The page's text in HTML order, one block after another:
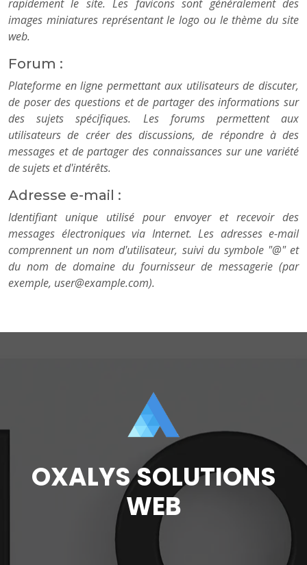
rapidement le site. Les favicons sont généralement des
images miniatures représentant le logo ou le thème du site
web.
Forum :
Plateforme en ligne permettant aux utilisateurs de discuter,
de poser des questions et de partager des informations sur
des sujets spécifiques. Les forums permettent aux
utilisateurs de créer des discussions, de répondre à des
messages et de partager des connaissances sur une variété
de sujets et d'intérêts.
Adresse e-mail :
Identifiant unique utilisé pour envoyer et recevoir des
messages électroniques via Internet. Les adresses e-mail
comprennent un nom d'utilisateur, suivi du symbole "@" et
du nom de domaine du fournisseur de messagerie (par
exemple, user@example.com).
OXALYS SOLUTIONS
WEB